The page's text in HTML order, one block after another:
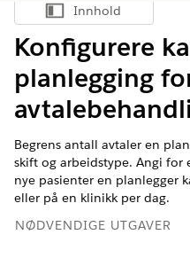
Vis
Innhold
Konfigurere
planlegging
Begrens antall avtaler en
skift og arbeidstype. Angi for
nye pasienter en planlegger
eller på en klinikk per dag.
NØDVENDIGE UTGAVER